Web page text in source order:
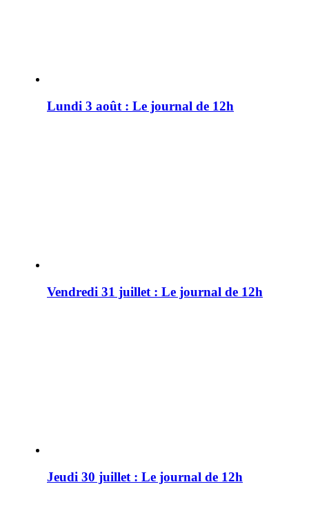
Lundi 3 août : Le journal de 12h
Vendredi 31 juillet : Le journal de 12h
Jeudi 30 juillet : Le journal de 12h